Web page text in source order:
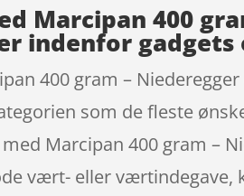
Marcipan 400
indenfor gadgets
400 gram –
som de fleste
Marcipan 400 gram –
vært- eller